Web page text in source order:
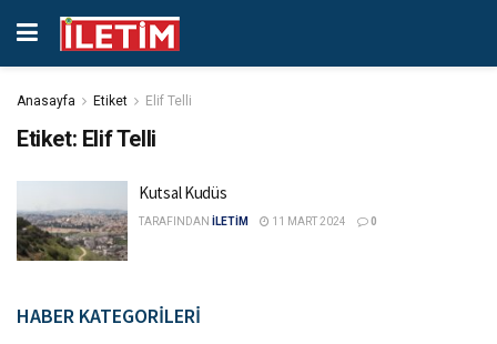
Anasayfa Etiket Elif Telli
Etiket: Elif Telli
Kutsal Kudüs
TARAFINDAN İLETİM 11 MART 2024 0
HABER KATEGORİLERİ